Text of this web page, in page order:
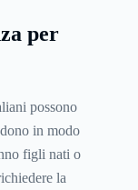
per
possono
in modo
figli nati o
la